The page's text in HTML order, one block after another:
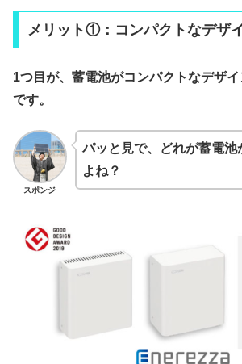
メリット①：コンパクトなデザ
1つ目が、蓄電池がコンパクトなデザ
です。
スポンジ
パッと見で、どれが蓄電池
よね？